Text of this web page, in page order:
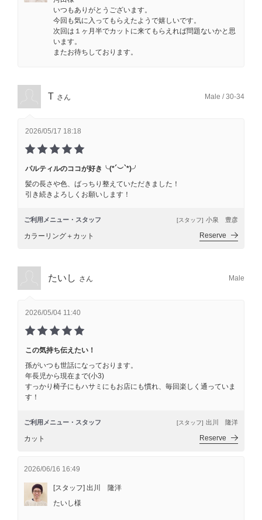
いつもありがとうございます。
今回も気に入ってもらえたようで嬉しいです。
次回は１ヶ月半でカットに来てもらえれば問題ないかと思
います。
またお待ちしております。
T さん Male / 30-34
2026/05/17 18:18
パルティルのココが好き╰(*´︶`*)╯
髪の長さや色、ばっちり整えていただきました！
引き続きよろしくお願いします！
ご利用メニュー・スタッフ [スタッフ] 小泉 豊彦
カラーリング＋カット Reserve
たいし さん Male
2026/05/04 11:40
この気持ち伝えたい！
孫がいつも世話になっております。
年長児から現在まで(小3)
すっかり椅子にもハサミにもお店にも慣れ、毎回楽しく通っていま
す！
ご利用メニュー・スタッフ [スタッフ] 出川 隆洋
カット Reserve
2026/06/16 16:49
[スタッフ] 出川 隆洋
たいし様